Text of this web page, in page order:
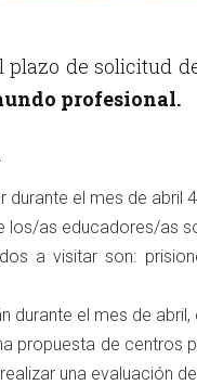
plazo de solicitud
profesional.
durante el mes de
los/as educadores/as
a visitar son:
durante el mes de
propuesta de centros
una evaluación